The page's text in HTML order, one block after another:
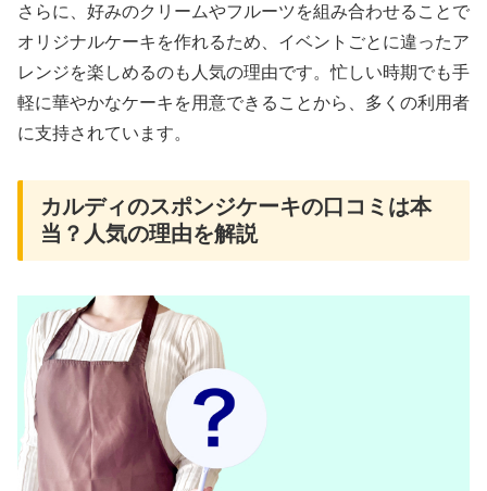
さらに、好みのクリームやフルーツを組み合わせることで
オリジナルケーキを作れるため、イベントごとに違ったア
レンジを楽しめるのも人気の理由です。忙しい時期でも手
軽に華やかなケーキを用意できることから、多くの利用者
に支持されています。
カルディのスポンジケーキの口コミは本
当？人気の理由を解説